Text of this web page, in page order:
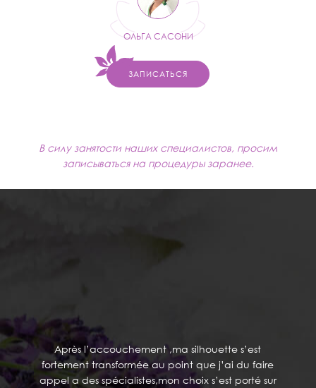
ОЛЬГА САСОНИ
ЗАПИСАТЬСЯ
В силу занятости наших специалистов, просим
записываться на процедуры заранее.
Après l’accouchement ,ma silhouette s’est
fortement transformée au point que j’ai du faire
appel a des spécialistes,mon choix s’est porté sur